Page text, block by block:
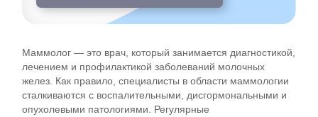
Маммолог — это врач, который занимается диагностикой,
лечением и профилактикой заболеваний молочных
желез. Как правило, специалисты в области маммологии
сталкиваются с воспалительными, дисгормональными и
опухолевыми патологиями. Регулярные